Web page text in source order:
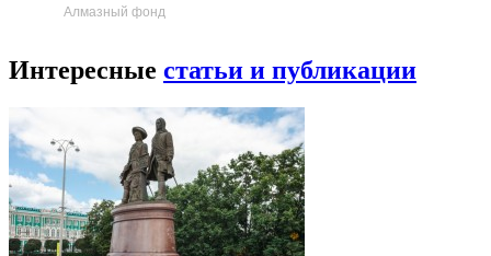
Алмазный фонд
Интересные статьи и публикации